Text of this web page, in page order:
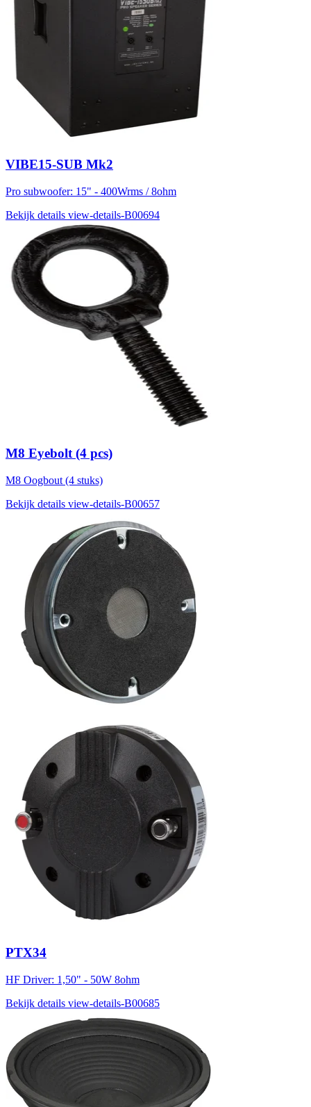
VIBE15-SUB Mk2
Pro subwoofer: 15" - 400Wrms / 8ohm
Bekijk details view-details-B00694
M8 Eyebolt (4 pcs)
M8 Oogbout (4 stuks)
Bekijk details view-details-B00657
PTX34
HF Driver: 1,50" - 50W 8ohm
Bekijk details view-details-B00685